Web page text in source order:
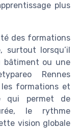
plus
des formations
surtout lorsqu’il
bâtiment ou une
Rennes
formations et
qui permet de
le rythme
vision globale